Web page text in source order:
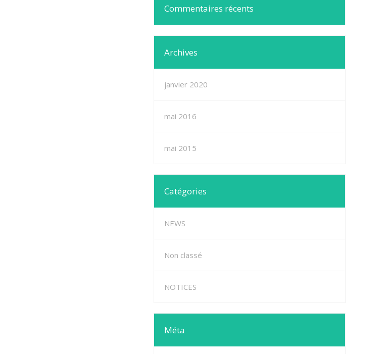
Commentaires récents
Archives
janvier 2020
mai 2016
mai 2015
Catégories
NEWS
Non classé
NOTICES
Méta